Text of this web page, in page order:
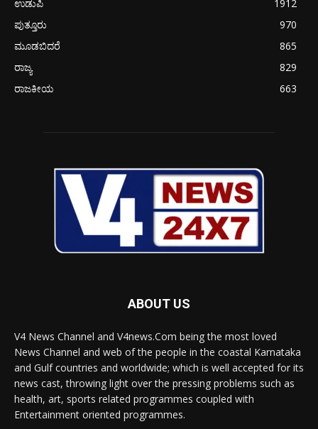
ಉಡುಪಿ
1912
ಪುತ್ತೂರು
970
ಮೂಡಬಿದರೆ
865
ರಾಜ್ಯ
829
ರಾಜಕೀಯ
663
ABOUT US
V4 News Channel and V4news.Com being the most loved
News Channel and web of the people in the coastal Karnataka
and Gulf countries and worldwide; which is well accepted for its
news cast, throwing light over the pressing problems such as
health, art, sports related programmes coupled with
Entertainment oriented programmes.